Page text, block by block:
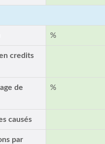
%
credits
de
%
causés
par